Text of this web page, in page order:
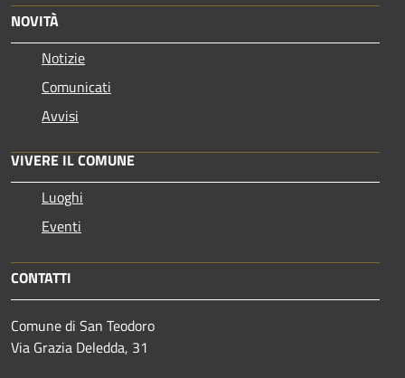
NOVITÀ
Notizie
Comunicati
Avvisi
VIVERE IL COMUNE
Luoghi
Eventi
CONTATTI
Comune di San Teodoro
Via Grazia Deledda, 31